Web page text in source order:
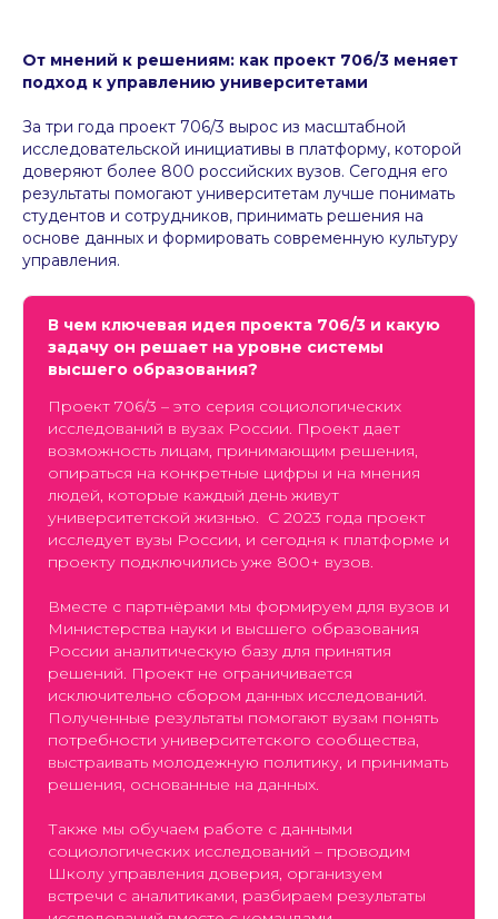
От мнений к решениям: как проект 706/3 меняет
подход к управлению университетами
За три года проект 706/3 вырос из масштабной
исследовательской инициативы в платформу, которой
доверяют более 800 российских вузов. Сегодня его
результаты помогают университетам лучше понимать
студентов и сотрудников, принимать решения на
основе данных и формировать современную культуру
управления.
В чем ключевая идея проекта 706/3 и какую
задачу он решает на уровне системы
высшего образования?
Проект 706/3 – это серия социологических
исследований в вузах России. Проект дает
возможность лицам, принимающим решения,
опираться на конкретные цифры и на мнения
людей, которые каждый день живут
университетской жизнью. С 2023 года проект
исследует вузы России, и сегодня к платформе и
проекту подключились уже 800+ вузов.
Вместе с партнёрами мы формируем для вузов и
Министерства науки и высшего образования
России аналитическую базу для принятия
решений. Проект не ограничивается
исключительно сбором данных исследований.
Полученные результаты помогают вузам понять
потребности университетского сообщества,
выстраивать молодежную политику, и принимать
решения, основанные на данных.
Также мы обучаем работе с данными
социологических исследований – проводим
Школу управления доверия, организуем
встречи с аналитиками, разбираем результаты